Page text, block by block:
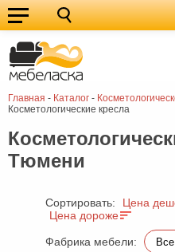
Главная - Каталог -
Косметологические кресла
Кухонные
гарнитуры
Мебель
для
кухни
Мебель
для
спальни
Кровати
Шкафы
Диваны
мебель
Мебель
Тюмени
Сортировать:
Цена
Цена дороже
Фабрика мебели: